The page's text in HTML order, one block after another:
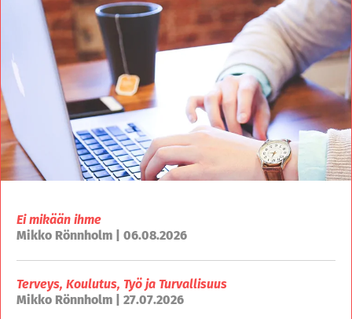
Ei mikään ihme
Mikko Rönnholm | 06.08.2026
Terveys, Koulutus, Työ ja Turvallisuus
Mikko Rönnholm | 27.07.2026